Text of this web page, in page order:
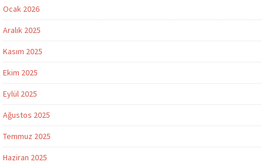
Ocak 2026
Aralık 2025
Kasım 2025
Ekim 2025
Eylül 2025
Ağustos 2025
Temmuz 2025
Haziran 2025